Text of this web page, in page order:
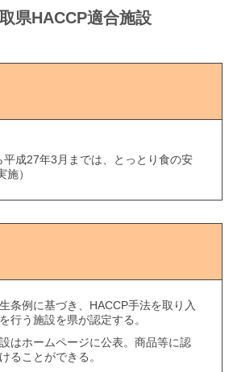
県HACCP適合施設
平成27年3月までは、とっとり食の安
施）
条例に基づき、HACCP手法を取り入
行う施設を県が認定する。
はホームページに公表。商品等に認
ることができる。